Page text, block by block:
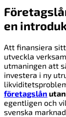
en
Att finansiera
utveckla
utmaningen att
investera i ny
företagslån
egentligen och
svenska